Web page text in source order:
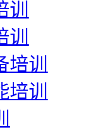
训
训
培训
培训